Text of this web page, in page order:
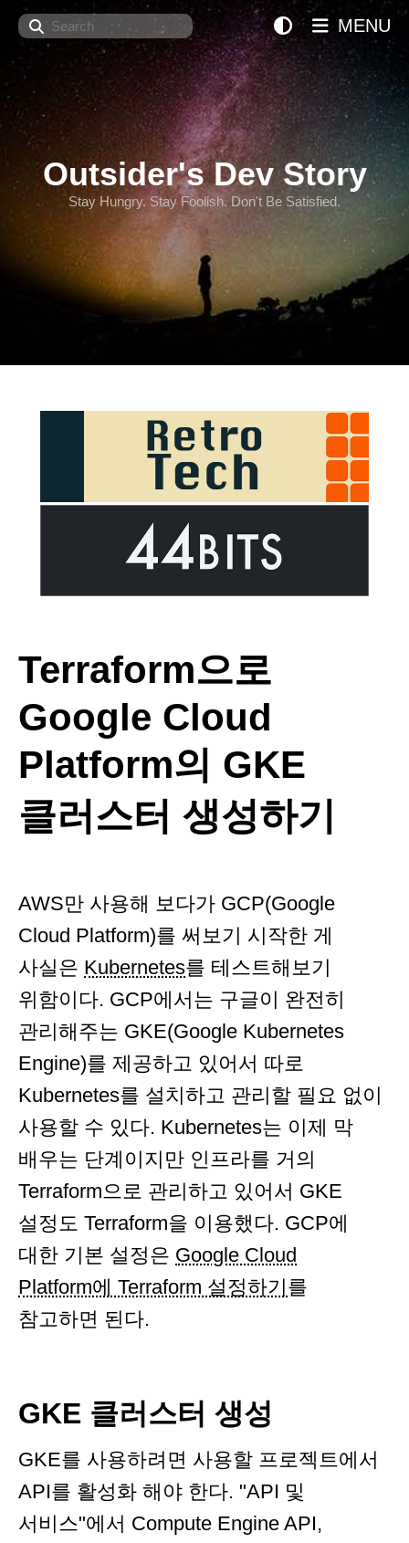
Search
Outsider's Dev Story
Stay Hungry. Stay Foolish. Don't Be Satisfied.
MENU
Terraform으로
Google Cloud
Platform의 GKE
클러스터 생성하기
AWS만 사용해 보다가 GCP(Google
Cloud Platform)를 써보기 시작한 게
사실은 Kubernetes를 테스트해보기
위함이다. GCP에서는 구글이 완전히
관리해주는 GKE(Google Kubernetes
Engine)를 제공하고 있어서 따로
Kubernetes를 설치하고 관리할 필요 없이
사용할 수 있다. Kubernetes는 이제 막
배우는 단계이지만 인프라를 거의
Terraform으로 관리하고 있어서 GKE
설정도 Terraform을 이용했다. GCP에
대한 기본 설정은 Google Cloud
Platform에 Terraform 설정하기를
참고하면 된다.
GKE 클러스터 생성
GKE를 사용하려면 사용할 프로젝트에서
API를 활성화 해야 한다. "API 및
서비스"에서 Compute Engine API,